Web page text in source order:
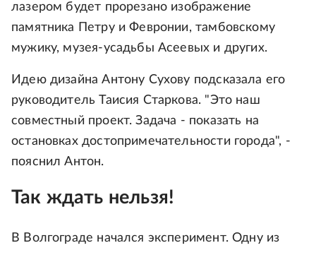
лазером будет прорезано изображение
памятника Петру и Февронии, тамбовскому
мужику, музея-усадьбы Асеевых и других.
Идею дизайна Антону Сухову подсказала его
руководитель Таисия Старкова. "Это наш
совместный проект. Задача - показать на
остановках достопримечательности города", -
пояснил Антон.
Так ждать нельзя!
В Волгограде начался эксперимент. Одну из